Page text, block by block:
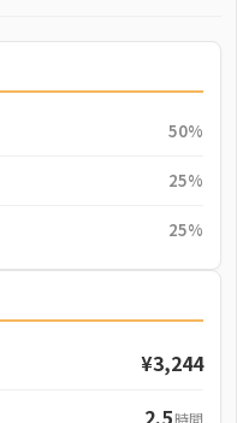
50%
25%
25%
¥3,244
2.5時間